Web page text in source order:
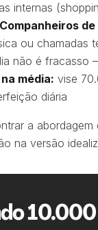
internas
Companheiros de
ou chamadas
não é fracasso
média: vise
diária
a abordagem
na versão